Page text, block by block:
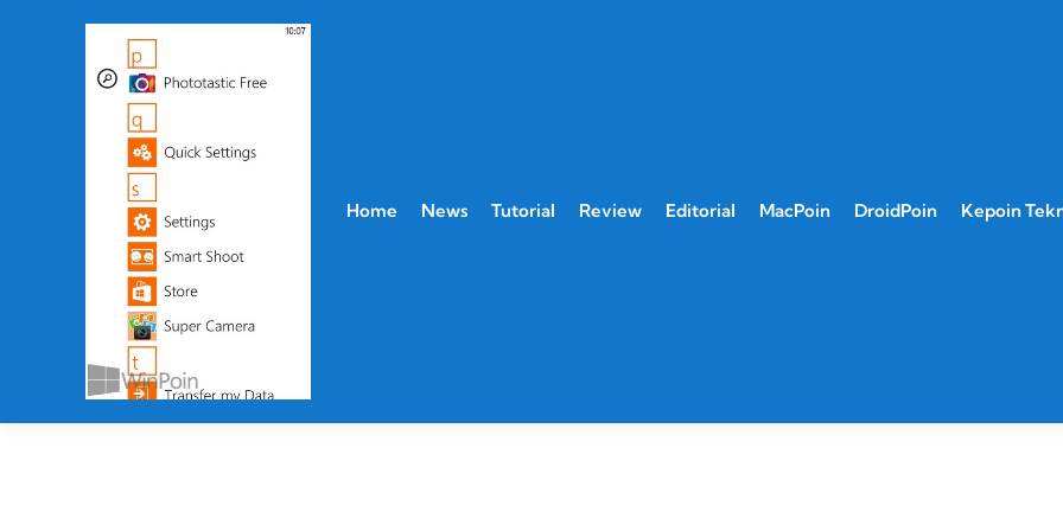
Home News Tutorial Review Editorial MacPoin DroidPoin Kepoin